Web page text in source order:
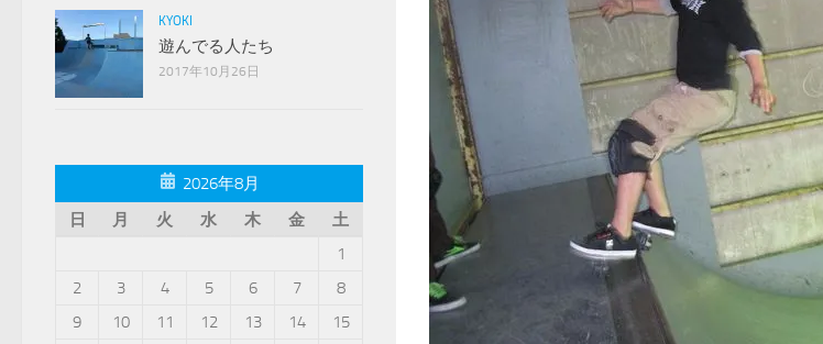
KYOKI
遊んでる人たち
2017年10月26日
2026年8月
日
月 火 水 木 金
土
1
2
3 4 5 6 7
8
9
10 11 12 13 14
15